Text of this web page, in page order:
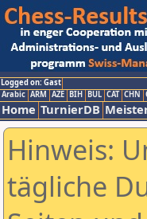
Logged on: Gast
Arabic ARM AZE BIH BUL CAT CHN
Home TurnierDB
Hinweis:
tägliche